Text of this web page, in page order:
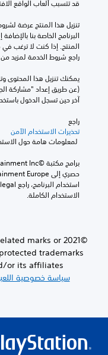
قد تتسبب ألعاب الواقع
راجع شروط الخدمة لمزيد
آخر حين تسجل الدخول
راجع
تحذيرات الاستخدام الآمن
الاستخدام الكاملة.
related marks or
trademarks
or its affiliates.
سياسة خصوصية